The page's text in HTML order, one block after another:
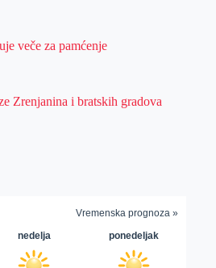
veče za pamćenje
Zrenjanina i bratskih gradova